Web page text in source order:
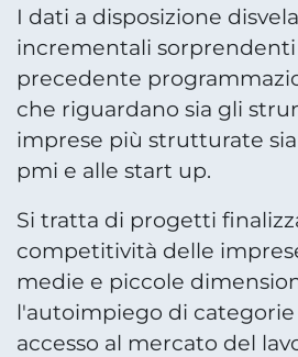
I dati a disposizione
incrementali
precedente
che riguardano sia gli
imprese più strutturate
pmi e alle start up.
Si tratta di progetti
competitività delle
medie e piccole
l'autoimpiego di
accesso al mercato del